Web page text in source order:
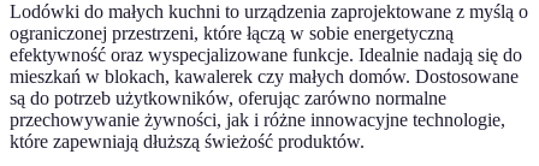
Lodówki do małych kuchni to urządzenia zaprojektowane z myślą o
ograniczonej przestrzeni, które łączą w sobie energetyczną
efektywność oraz wyspecjalizowane funkcje. Idealnie nadają się do
mieszkań w blokach, kawalerek czy małych domów. Dostosowane
są do potrzeb użytkowników, oferując zarówno normalne
przechowywanie żywności, jak i różne innowacyjne technologie,
które zapewniają dłuższą świeżość produktów.